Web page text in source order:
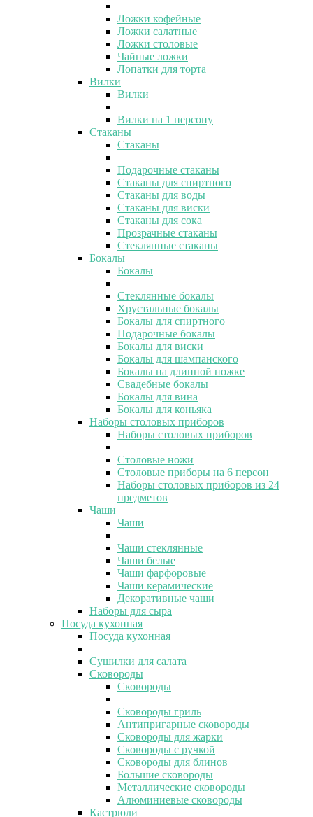
Ложки кофейные
Ложки салатные
Ложки столовые
Чайные ложки
Лопатки для торта
Вилки
Вилки
Вилки на 1 персону
Стаканы
Стаканы
Подарочные стаканы
Стаканы для спиртного
Стаканы для воды
Стаканы для виски
Стаканы для сока
Прозрачные стаканы
Стеклянные стаканы
Бокалы
Бокалы
Стеклянные бокалы
Хрустальные бокалы
Бокалы для спиртного
Подарочные бокалы
Бокалы для виски
Бокалы для шампанского
Бокалы на длинной ножке
Свадебные бокалы
Бокалы для вина
Бокалы для коньяка
Наборы столовых приборов
Наборы столовых приборов
Столовые ножи
Столовые приборы на 6 персон
Наборы столовых приборов из 24
предметов
Чаши
Чаши
Чаши стеклянные
Чаши белые
Чаши фарфоровые
Чаши керамические
Декоративные чаши
Наборы для сыра
Посуда кухонная
Посуда кухонная
Сушилки для салата
Сковороды
Сковороды
Сковороды гриль
Антипригарные сковороды
Сковороды для жарки
Сковороды с ручкой
Сковороды для блинов
Большие сковороды
Металлические сковороды
Алюминиевые сковороды
Кастрюли